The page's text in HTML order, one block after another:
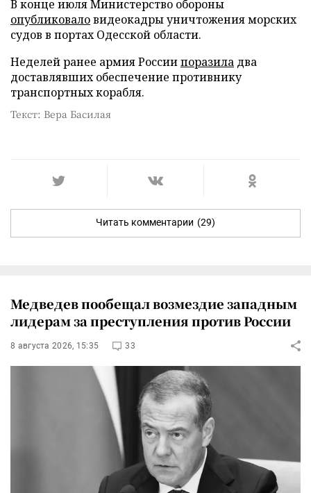
В конце июля Министерство обороны
опубликоваловидеокадры уничтожения морских
судов в портах Одесской области.
Неделей ранее армия Россиипоразила два
доставлявших обеспечение противнику
транспортных корабля.
Текст: Вера Басилая
Читать комментарии (29)
Медведев пообещал возмездие западным
лидерам за преступления против России
8 августа 2026, 15:35 33